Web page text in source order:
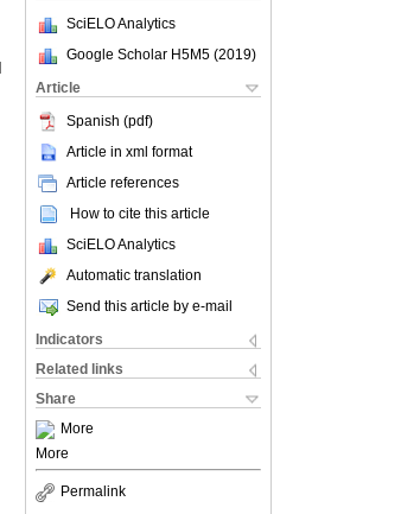
SciELO Analytics
Google Scholar H5M5 (2019)
Article
Spanish (pdf)
Article in xml format
Article references
How to cite this article
SciELO Analytics
Automatic translation
Send this article by e-mail
Indicators
Related links
Share
More
More
Permalink